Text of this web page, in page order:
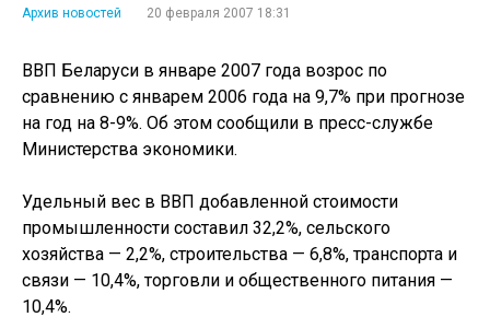
Архив новостей 20 февраля 2007 18:31
ВВП Беларуси в январе 2007 года возрос по
сравнению с январем 2006 года на 9,7% при прогнозе
на год на 8-9%. Об этом сообщили в пресс-службе
Министерства экономики.
Удельный вес в ВВП добавленной стоимости
промышленности составил 32,2%, сельского
хозяйства — 2,2%, строительства — 6,8%, транспорта и
связи — 10,4%, торговли и общественного питания —
10,4%.